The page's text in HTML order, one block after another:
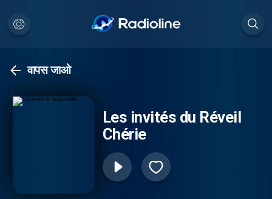
वापस जाओ
Les invités du Réveil
Chérie